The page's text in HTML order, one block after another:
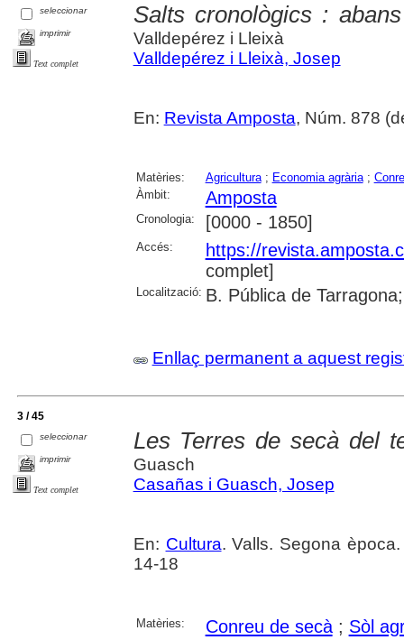
seleccionar
imprimir
Text complet
Salts cronològics :
Valldepérez i Lleixà
Valldepérez i Lleixà, Josep
En: Revista Amposta, Núm. 878
Matèries: Agricultura; Economia agrària;
Àmbit:
Amposta
Cronologia: [0000 - 1850]
Accés:
https://
complet]
Localització: B. Pública de
Enllaç permanent a aquest
3 / 45
seleccionar
imprimir
Text complet
Les Terres de secà del
Guasch
Casañas i Guasch, Josep
En: Cultura. Valls. Segona
14-18
Matèries: Conreu de secà; Sòl